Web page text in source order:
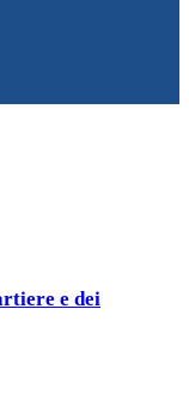
e dei